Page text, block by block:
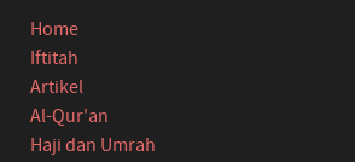
Home
Iftitah
Artikel
Al-Qur'an
Haji dan Umrah